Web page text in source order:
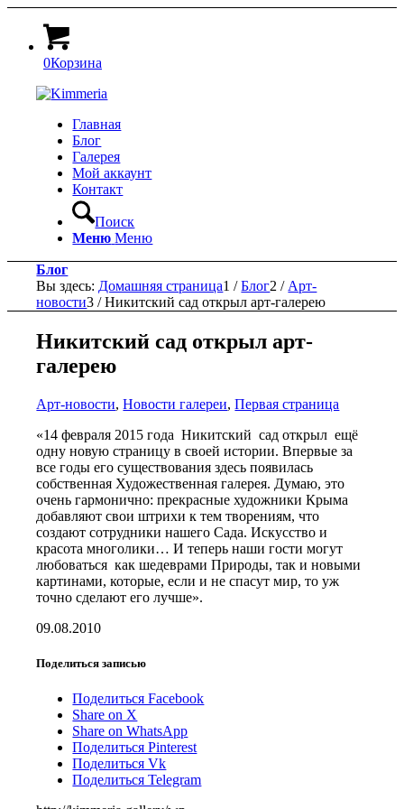
0Корзина
Главная
Блог
Галерея
Мой аккаунт
Контакт
Поиск
Меню Меню
Блог
Вы здесь: Домашняя страница1 / Блог2 / Арт-
новости3 / Никитский сад открыл арт-галерею
Никитский сад открыл арт-
галерею
Арт-новости,Новости галереи,Первая страница
«14 февраля 2015 года Никитский сад открыл ещё
одну новую страницу в своей истории. Впервые за
все годы его существования здесь появилась
собственная Художественная галерея. Думаю, это
очень гармонично: прекрасные художники Крыма
добавляют свои штрихи к тем творениям, что
создают сотрудники нашего Сада. Искусство и
красота многолики… И теперь наши гости могут
любоваться как шедеврами Природы, так и новыми
картинами, которые, если и не спасут мир, то уж
точно сделают его лучше».
09.08.2010
Поделиться записью
Поделиться Facebook
Share on X
Share on WhatsApp
Поделиться Pinterest
Поделиться Vk
Поделиться Telegram